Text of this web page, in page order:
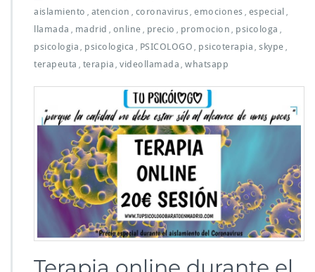
aislamiento
atencion coronavirus emociones especial
llamada madrid online precio promocion psicologa
psicologia psicologica PSICOLOGO psicoterapia skype
terapeuta terapia videollamada whatsapp